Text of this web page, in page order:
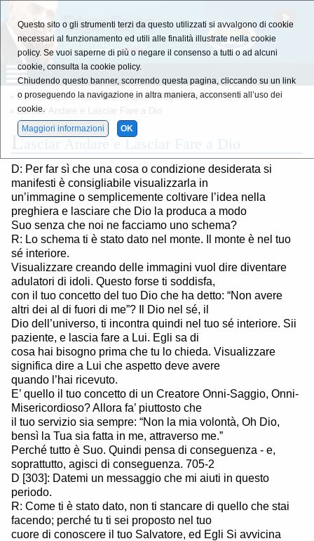
Estratti dalle Letture di E. Cayce »Argomenti Vari
» Lasciar Andare e Lasciar Fare a Dio
Lasciar Andare e Lasciar Fare a Dio
D: Per far sì che una cosa o condizione desiderata si
manifesti è consigliabile visualizzarla in
un’immagine o semplicemente coltivare l’idea nella
preghiera e lasciare che Dio la produca a modo
Suo senza che noi ne facciamo uno schema?
R: Lo schema ti è stato dato nel monte. Il monte è nel tuo
sé interiore.
Visualizzare creando delle immagini vuol dire diventare
adulatori di idoli. Questo forse ti soddisfa,
con il tuo concetto del tuo Dio che ha detto: “Non avere
altri dei al di fuori di me”? Il Dio nel sé, il
Dio dell’universo, ti incontra quindi nel tuo sé interiore. Sii
paziente, e lascia fare a Lui. Egli sa di
cosa hai bisogno prima che tu lo chieda. Visualizzare
significa dire a Lui che aspetto deve avere
quando l’hai ricevuto.
E’ quello il tuo concetto di un Creatore Onni-Saggio, Onni-
Misericordioso? Allora fa’ piuttosto che
il tuo servizio sia sempre: “Non la mia volontà, Oh Dio,
bensì la Tua sia fatta in me, attraverso me.”
Perché tutto è Suo. Quindi pensa di conseguenza - e,
soprattutto, agisci di conseguenza. 705-2
D [303]: Datemi un messaggio che mi aiuti in questo
periodo.
R: Come ti è stato dato, non ti stancare di quello che stai
facendo; perché tu ti sei proposto nel tuo
cuore di conoscere il tuo Salvatore, ed Egli Si avvicina
Questo sito o gli strumenti terzi da questo utilizzati si avvalgono di cookie
necessari al funzionamento ed utili alle finalità illustrate nella cookie
policy. Se vuoi saperne di più o negare il consenso a tutti o ad alcuni
cookie, consulta la cookie policy.
Chiudendo questo banner, scorrendo questa pagina, cliccando su un link
o proseguendo la navigazione in altra maniera, acconsenti all’uso dei
cookie.
Maggiori informazioni
OK